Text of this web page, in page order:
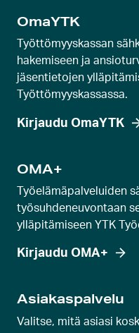
OmaYTK
Työttömyyskassan
hakemiseen ja
jäsentietojen
Työttömyyskassassa.
Kirjaudu OmaYTK
OMA+
Työelämäpalveluiden
työsuhdeneuvontaan
ylläpitämiseen YTK
Kirjaudu OMA+
Asiakaspalvelu
Valitse, mitä asiasi